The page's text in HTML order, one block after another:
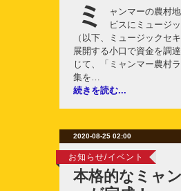
ミ
ャンマーの農村
ビスにミュージ
（以下、ミュージックセ
展開する小口で資金を調
じて、「ミャンマー農村
集を…
続きを読む...
2020-08-25 02:00
お知らせ/イベント
本格的なミャ